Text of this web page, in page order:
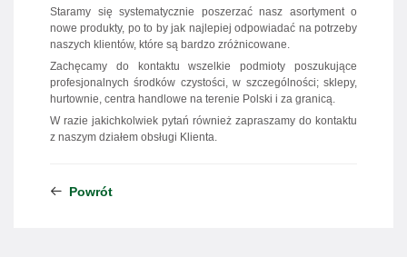
Staramy się systematycznie poszerzać nasz asortyment o
nowe produkty, po to by jak najlepiej odpowiadać na potrzeby
naszych klientów, które są bardzo zróżnicowane.
Zachęcamy do kontaktu wszelkie podmioty poszukujące
profesjonalnych środków czystości, w szczególności; sklepy,
hurtownie, centra handlowe na terenie Polski i za granicą.
W razie jakichkolwiek pytań również zapraszamy do kontaktu
z naszym działem obsługi Klienta.
Powrót